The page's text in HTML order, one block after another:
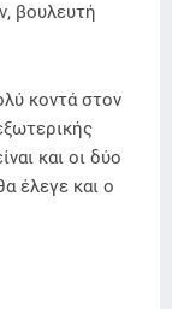
βουλευτή
κοντά στον
και οι δύο
έλεγε και ο